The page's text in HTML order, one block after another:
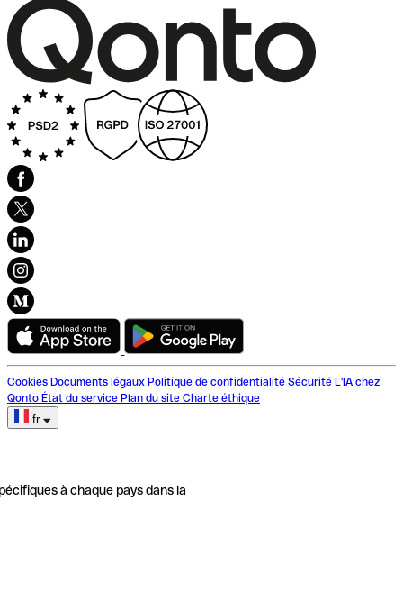
Cookies Documents légaux Politique de confidentialité Sécurité L'IA chez
Qonto État du service Plan du site Charte éthique
fr
à chaque pays dans la